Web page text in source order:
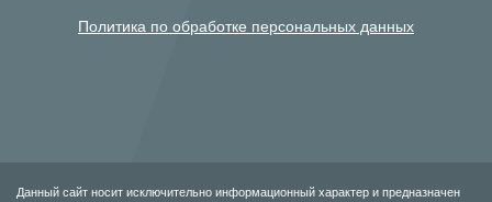
Политика по обработке персональных данных
Данный сайт носит исключительно информационный характер и предназначен